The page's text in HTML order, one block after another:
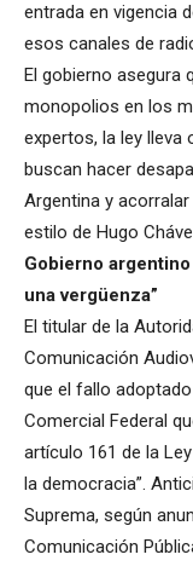
entrada en vigencia
esos canales de
El gobierno asegura
monopolios en los
expertos, la ley lleva
buscan hacer
Argentina y
estilo de Hugo
Gobierno
una vergüenza”
El titular de la
Comunicación
que el fallo
Comercial Federal
artículo 161 de la
la democracia”.
Suprema, según
Comunicación